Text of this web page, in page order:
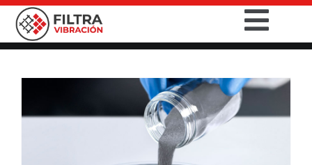
Saltar
contenido
INICIO
PRODUCTOS